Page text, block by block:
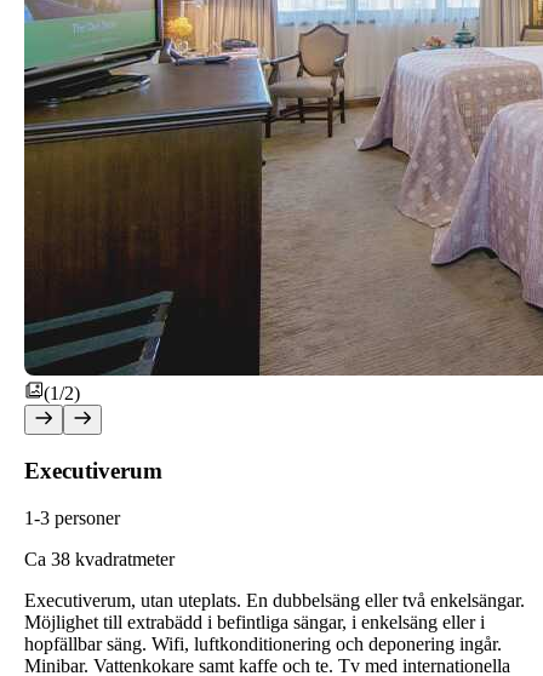
(1/2)
Executiverum
1-3 personer
Ca 38 kvadratmeter
Executiverum, utan uteplats. En dubbelsäng eller två enkelsängar.
Möjlighet till extrabädd i befintliga sängar, i enkelsäng eller i
hopfällbar säng. Wifi, luftkonditionering och deponering ingår.
Minibar. Vattenkokare samt kaffe och te. Tv med internationella